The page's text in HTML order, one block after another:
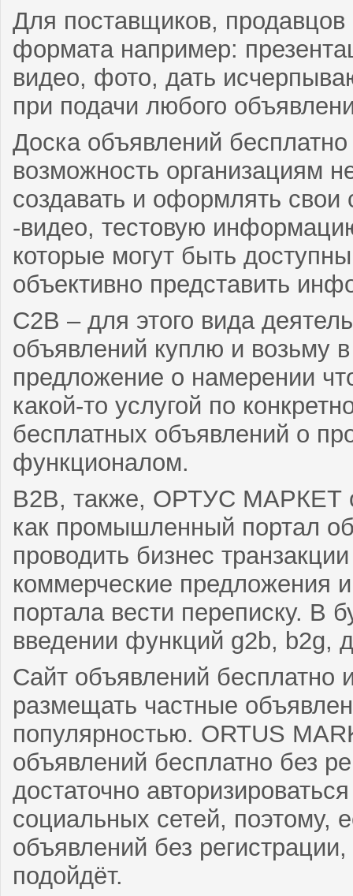
Для поставщиков,
формата например:
видео, фото, дать
при подачи любого
Доска объявлений
возможность организациям
создавать и оформлять
-видео, тестовую
которые могут быть
объективно представить
С2В – для этого вида
объявлений куплю и возьму
предложение о намерении
какой-то услугой по
бесплатных объявлений о
функционалом.
В2В, также, ОРТУС МАРКЕТ
как промышленный портал
проводить бизнес
коммерческие предложения
портала вести переписку. В
введении функций g2b, b2g,
Сайт объявлений бесплатно
размещать частные
популярностью. ORTUS
объявлений бесплатно без
достаточно
социальных сетей, поэтому,
объявлений без
подойдёт.